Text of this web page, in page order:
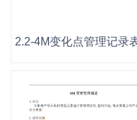
2.2-4M变化点管理记录